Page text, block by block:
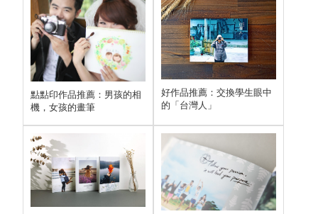
點點印作品推薦：男孩的相
機，女孩的畫筆
好作品推薦：交換學生眼中
的「台灣人」